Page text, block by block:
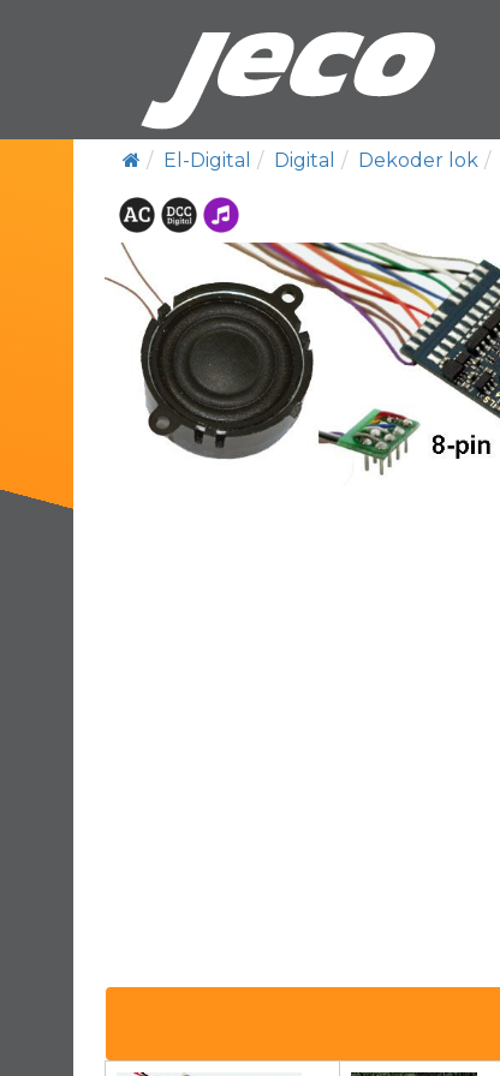
El-Digital Digital Dekoder lok